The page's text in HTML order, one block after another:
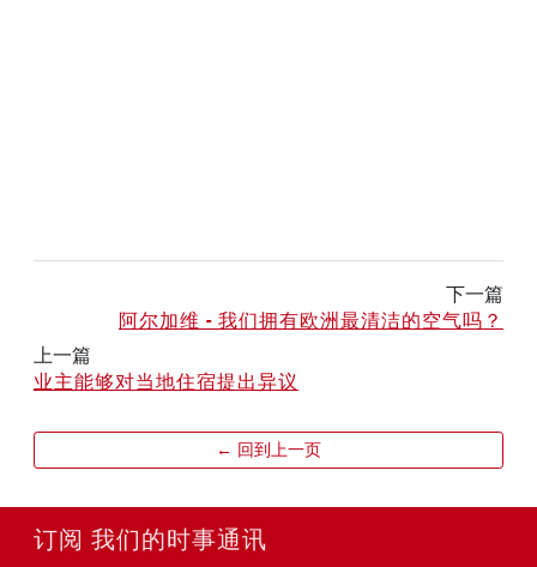
下一篇
阿尔加维 - 我们拥有欧洲最清洁的空气吗？
上一篇
业主能够对当地住宿提出异议
← 回到上一页
订阅 我们的时事通讯